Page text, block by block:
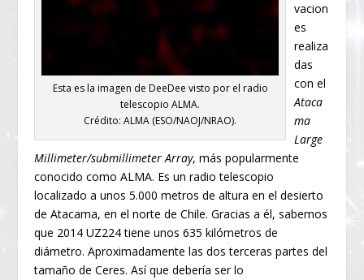
Esta es la imagen de DeeDee visto por el radio
telescopio ALMA.
Crédito: ALMA (ESO/NAOJ/NRAO).
vacion
es
realiza
das
con el
Ataca
ma
Large
Millimeter/submillimeter Array, más popularmente
conocido como ALMA. Es un radio telescopio
localizado a unos 5.000 metros de altura en el desierto
de Atacama, en el norte de Chile. Gracias a él, sabemos
que 2014 UZ224tiene unos 635 kilómetros de
diámetro. Aproximadamente las dos terceras partes del
tamaño de Ceres. Así que debería ser lo